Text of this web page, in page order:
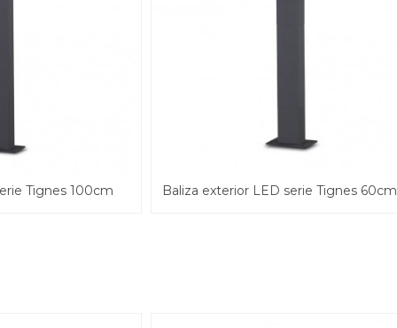
Tignes 100cm Baliza exterior LED serie Tignes 60cm